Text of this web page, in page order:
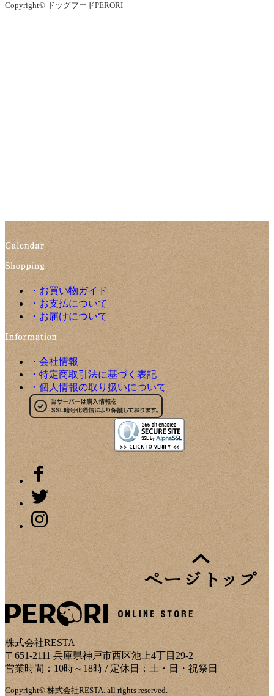
Copyright© ドッグフードPERORI
・お買い物ガイド
・お支払について
・お届けについて
・会社情報
・特定商取引法に基づく表記
・個人情報の取り扱いについて
株式会社RESTA
〒651-2111 兵庫県神戸市西区池上4丁目29-2
営業時間：10時～18時 / 定休日：土・日・祝祭日
Copyright© 株式会社RESTA. all rights reserved.